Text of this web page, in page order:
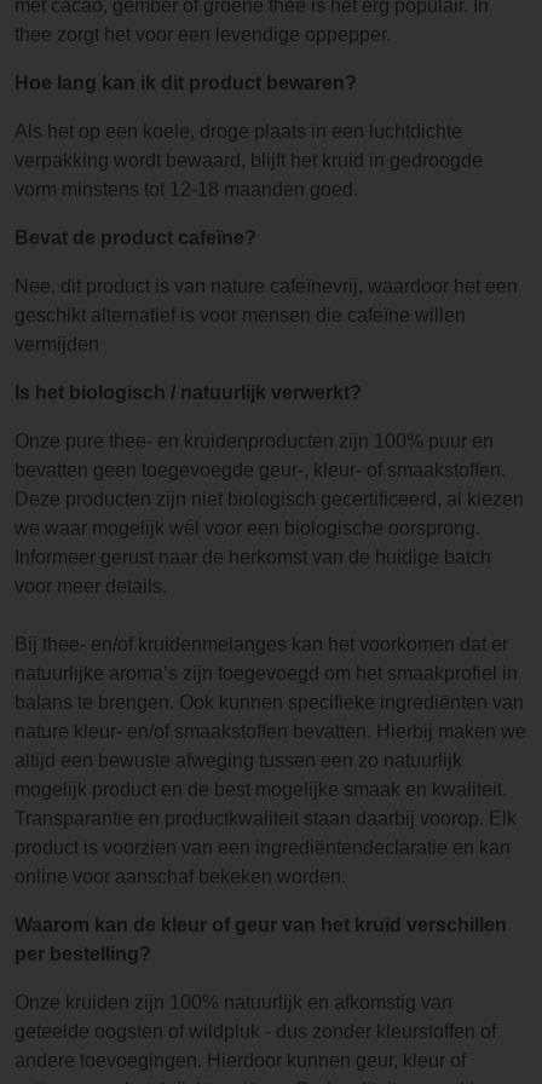
met cacao, gember of groene thee is het erg populair. In
thee zorgt het voor een levendige oppepper.
Hoe lang kan ik dit product bewaren?
Als het op een koele, droge plaats in een luchtdichte
verpakking wordt bewaard, blijft het kruid in gedroogde
vorm minstens tot 12-18 maanden goed.
Bevat de product cafeïne?
Nee, dit product is van nature cafeïnevrij, waardoor het een
geschikt alternatief is voor mensen die cafeïne willen
vermijden
Is het biologisch / natuurlijk verwerkt?
Onze pure thee- en kruidenproducten zijn 100% puur en
bevatten geen toegevoegde geur-, kleur- of smaakstoffen.
Deze producten zijn niet biologisch gecertificeerd, al kiezen
we waar mogelijk wél voor een biologische oorsprong.
Informeer gerust naar de herkomst van de huidige batch
voor meer details.
Bij thee- en/of kruidenmelanges kan het voorkomen dat er
natuurlijke aroma’s zijn toegevoegd om het smaakprofiel in
balans te brengen. Ook kunnen specifieke ingrediënten van
nature kleur- en/of smaakstoffen bevatten. Hierbij maken we
altijd een bewuste afweging tussen een zo natuurlijk
mogelijk product en de best mogelijke smaak en kwaliteit.
Transparantie en productkwaliteit staan daarbij voorop. Elk
product is voorzien van een ingrediëntendeclaratie en kan
online voor aanschaf bekeken worden.
Waarom kan de kleur of geur van het kruid verschillen
per bestelling?
Onze kruiden zijn 100% natuurlijk en afkomstig van
geteelde oogsten of wildpluk - dus zonder kleurstoffen of
andere toevoegingen. Hierdoor kunnen geur, kleur of